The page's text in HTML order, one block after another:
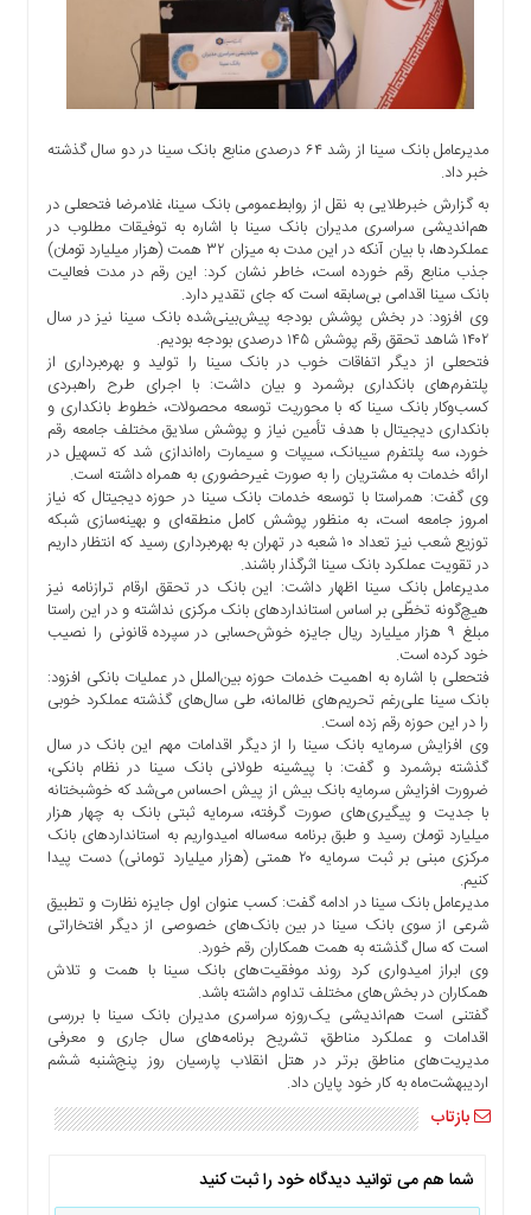
تماس
دسترسی
سریع
درباره
تماس
اخبار
سایت
اخبار
برگزیده
اخبار
چند
رسانه
عکس
فیلم
مدیرعامل بانک سینا از رشد ۶۴ درصدی منابع بانک سینا در دو سال گذشته
خبر داد.
به گزارش خبرطلایی به نقل از روابط‌عمومی بانک سینا، غلامرضا فتحعلی در
هم‌اندیشی سراسری مدیران بانک سینا با اشاره به توفیقات مطلوب در
عملکردها، با بیان آنکه در این مدت به میزان ۳۲ همت (هزار میلیارد تومان)
جذب منابع رقم خورده است، خاطر نشان کرد: این رقم در مدت فعالیت
بانک سینا اقدامی بی‌سابقه است که جای تقدیر دارد.
وی افزود‌: در بخش پوشش بودجه پیش‌بینی‌شده بانک سینا نیز در سال
۱۴۰۲ شاهد تحقق رقم پوشش ۱۴۵ درصدی بودجه بودیم.
فتحعلی از دیگر اتفاقات خوب در بانک سینا را تولید و بهره‌برداری از
پلتفرم‌های بانکداری برشمرد و بیان داشت: با اجرای طرح راهبردی
کسب‌وکار بانک سینا که با محوریت توسعه محصولات، خطوط بانکداری و
بانکداری دیجیتال با هدف تأمین نیاز و پوشش سلایق مختلف جامعه رقم
خورد، سه پلتفرم سیبانک، سیپات و سیمارت راه‌اندازی شد که تسهیل در
ارائه خدمات به مشتریان را به صورت غیرحضوری به همراه داشته است.
وی گفت: همراستا با توسعه خدمات بانک سینا در حوزه دیجیتال که نیاز
امروز جامعه است، به منظور پوشش کامل منطقه‌ای و بهینه‌‌سازی شبکه
توزیع شعب نیز تعداد ۱۰ شعبه در تهران به بهره‌برداری رسید که انتظار داریم
در تقویت عملکرد بانک سینا اثرگذار باشند.
مدیرعامل بانک سینا اظهار داشت: این بانک در تحقق ارقام ترازنامه نیز
هیچ‌گونه تخطّی بر اساس استانداردهای بانک مرکزی نداشته و در این راستا
مبلغ ۹ هزار میلیارد ریال جایزه خوش‌حسابی در سپرده قانونی را نصیب
خود کرده است.
فتحعلی با اشاره به اهمیت خدمات حوزه بین‌الملل در عملیات بانکی افزود:
بانک سینا علی‌رغم تحریم‌های ظالمانه، طی سال‌های گذشته عملکرد خوبی
را در این حوزه رقم زده است.
وی افزایش سرمایه بانک سینا را از دیگر اقدامات مهم این بانک در سال
گذشته برشمرد و گفت: با پیشینه طولانی بانک سینا در نظام بانکی،
ضرورت افزایش سرمایه بانک بیش از پیش احساس می‌شد که خوشبختانه
با جدیت و پیگیری‌های صورت گرفته، سرمایه ثبتی بانک به چهار هزار
میلیارد تومان رسید و طبق برنامه سه‌ساله امیدواریم به استانداردهای بانک
مرکزی مبنی بر ثبت سرمایه ۲۰ همتی (هزار میلیارد تومانی) دست پیدا
کنیم.
مدیرعامل بانک سینا در ادامه گفت: کسب عنوان اول جایزه نظارت و تطبیق
شرعی از سوی بانک سینا در بین بانک‌های خصوصی از دیگر افتخاراتی
است که سال گذشته به همت همکاران رقم خورد.
وی ابراز امیدواری کرد روند موفقیت‌های بانک سینا با همت و تلاش
همکاران در بخش‌های مختلف تداوم داشته باشد.
گفتنی است هم‌اندیشی یک‌روزه سراسری مدیران بانک سینا با بررسی
اقدامات و عملکرد مناطق، تشریح برنامه‌های سال جاری و معرفی
مدیریت‌های مناطق برتر در هتل انقلاب پارسیان روز پنج‌شنبه ششم
اردیبهشت‌ماه به کار خود پایان داد.
بازتاب
شما هم می توانید دیدگاه خود را ثبت کنید